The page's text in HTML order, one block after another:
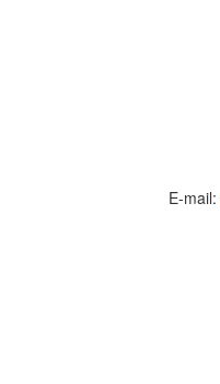
E-mail: